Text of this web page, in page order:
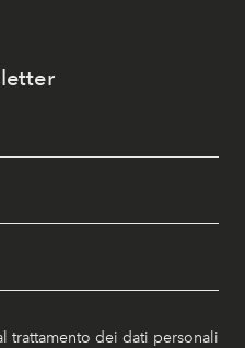
trattamento dei dati personali